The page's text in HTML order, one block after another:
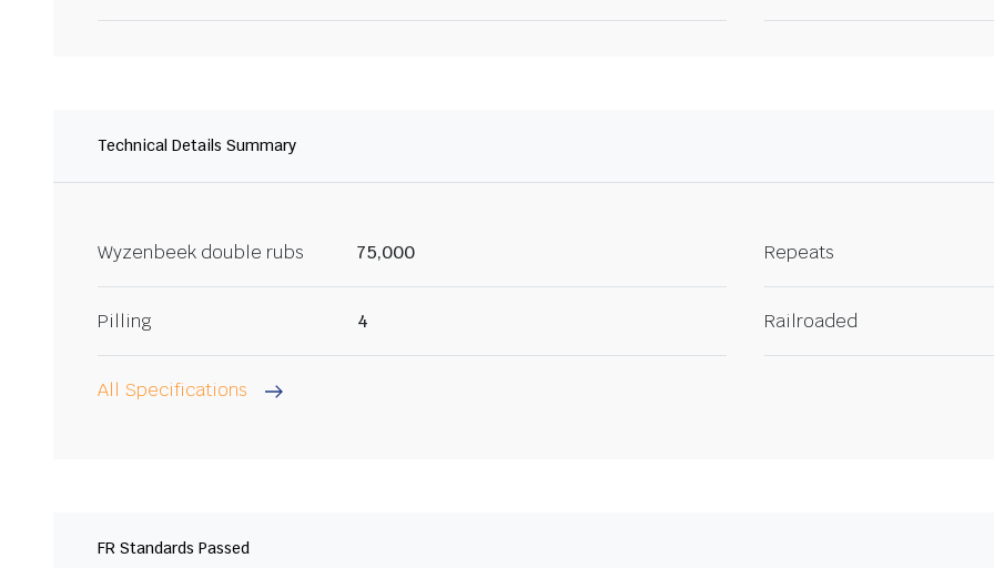
Technical Details Summary
Wyzenbeek double rubs 75,000 Repeats
Pilling 4 Railroaded
All Specifications
FR Standards Passed